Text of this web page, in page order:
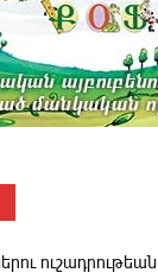
ուշադրութեան